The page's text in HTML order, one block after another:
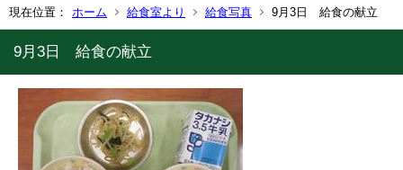
現在位置： ホーム 給食室より 給食写真 9月3日 給食の献立
9月3日 給食の献立